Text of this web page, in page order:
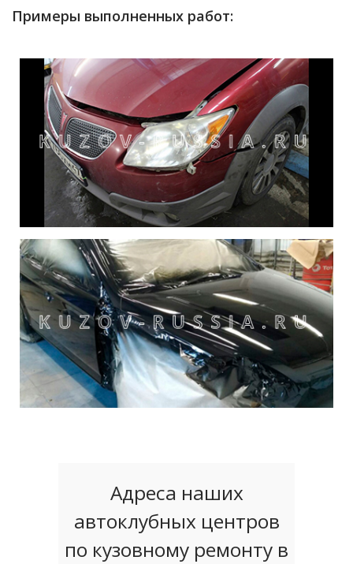
Примеры выполненных работ:
Адреса наших
автоклубных центров
по кузовному ремонту в